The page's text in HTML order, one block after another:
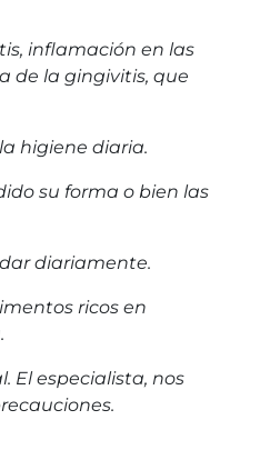
inflamación en las
de la gingivitis, que
higiene diaria.
su forma o bien las
diariamente.
ricos en
El especialista, nos